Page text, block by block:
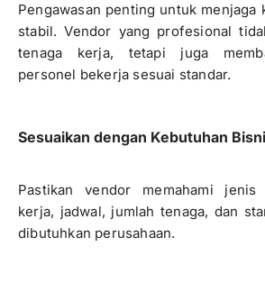
Pengawasan penting untuk menjaga
stabil. Vendor yang profesional
tenaga kerja, tetapi juga
personel bekerja sesuai standar.
Sesuaikan dengan Kebutuhan
Pastikan vendor memahami jenis
kerja, jadwal, jumlah tenaga, dan
dibutuhkan perusahaan.